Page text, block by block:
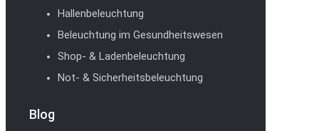
Hallenbeleuchtung
Beleuchtung im Gesundheitswesen
Shop- & Ladenbeleuchtung
Not- & Sicherheitsbeleuchtung
Blog